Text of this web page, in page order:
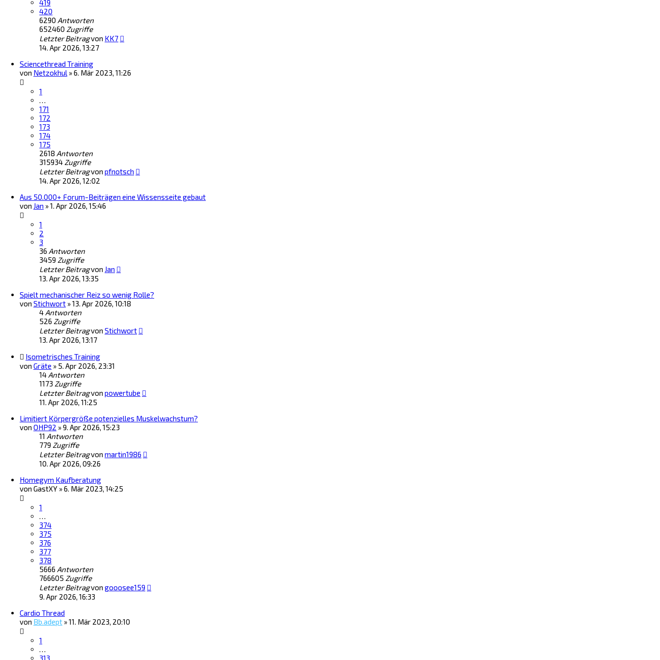
419
420
6290 Antworten
652460 Zugriffe
Letzter Beitragvon KK7
14. Apr 2026, 13:27
Sciencethread Training
von Netzokhul »6. Mär 2023, 11:26
1
…
171
172
173
174
175
2618 Antworten
315934 Zugriffe
Letzter Beitragvon pfnotsch
14. Apr 2026, 12:02
Aus 50.000+ Forum-Beiträgen eine Wissensseite gebaut
von Jan »1. Apr 2026, 15:46
1
2
3
36 Antworten
3459 Zugriffe
Letzter Beitragvon Jan
13. Apr 2026, 13:35
Spielt mechanischer Reiz so wenig Rolle?
von Stichwort »13. Apr 2026, 10:18
4 Antworten
526 Zugriffe
Letzter Beitragvon Stichwort
13. Apr 2026, 13:17
Isometrisches Training
von Gräte » 5. Apr 2026, 23:31
14 Antworten
1173 Zugriffe
Letzter Beitragvon powertube
11. Apr 2026, 11:25
Limitiert Körpergröße potenzielles Muskelwachstum?
von OHP92 »9. Apr 2026, 15:23
11 Antworten
779 Zugriffe
Letzter Beitragvon martin1986
10. Apr 2026, 09:26
Homegym Kaufberatung
von GastXY »6. Mär 2023, 14:25
1
…
374
375
376
377
378
5666 Antworten
766605 Zugriffe
Letzter Beitragvon gooosee159
9. Apr 2026, 16:33
Cardio Thread
von Bb.adept »11. Mär 2023, 20:10
1
…
313